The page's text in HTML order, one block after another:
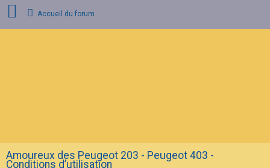
I
Accueil du forum
Amoureux des Peugeot 203 - Peugeot 403 -
Conditions d’utilisation